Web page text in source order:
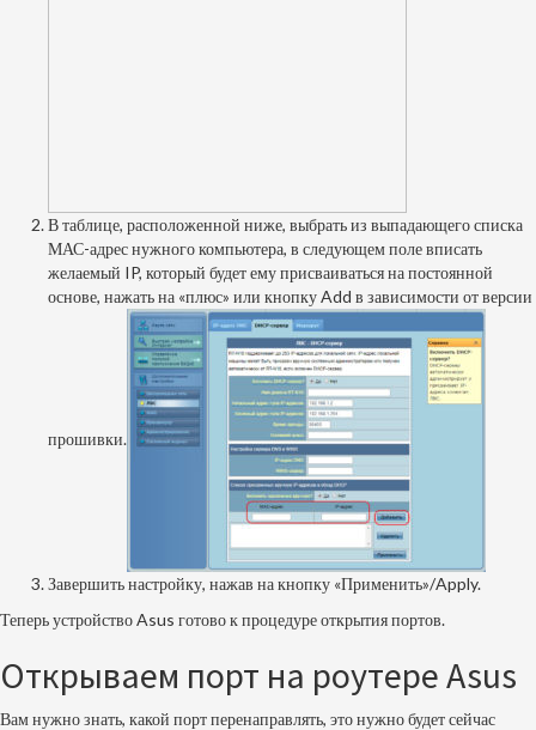
В таблице, расположенной ниже, выбрать из выпадающего списка
МАС-адрес нужного компьютера, в следующем поле вписать
желаемый IP, который будет ему присваиваться на постоянной
основе, нажать на «плюс» или кнопку Add в зависимости от версии
прошивки.
Завершить настройку, нажав на кнопку «Применить»/Apply.
Теперь устройство Asus готово к процедуре открытия портов.
Открываем порт на роутере Asus
Вам нужно знать, какой порт перенаправлять, это нужно будет сейчас